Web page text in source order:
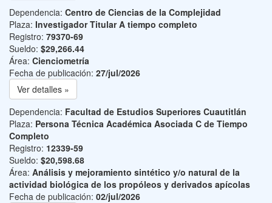
Dependencia: Centro de Ciencias de la Complejidad
Plaza: Investigador Titular A tiempo completo
Registro: 79370-69
Sueldo: $29,266.44
Área: Cienciometría
Fecha de publicación: 27/jul/2026
Ver detalles »
Dependencia: Facultad de Estudios Superiores Cuautitlán
Plaza: Persona Técnica Académica Asociada C de Tiempo
Completo
Registro: 12339-59
Sueldo: $20,598.68
Área: Análisis y mejoramiento sintético y/o natural de la
actividad biológica de los propóleos y derivados apícolas
Fecha de publicación: 02/jul/2026